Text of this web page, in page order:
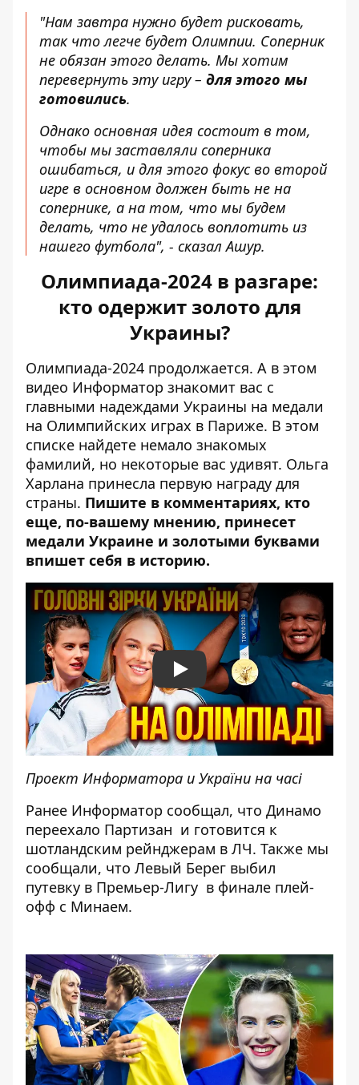
"Нам завтра нужно будет рисковать,
так что легче будет Олимпии. Соперник
не обязан этого делать. Мы хотим
перевернуть эту игру – для этого мы
готовились.
Однако основная идея состоит в том,
чтобы мы заставляли соперника
ошибаться, и для этого фокус во второй
игре в основном должен быть не на
сопернике, а на том, что мы будем
делать, что не удалось воплотить из
нашего футбола", - сказал Ашур.
Олимпиада-2024 в разгаре:
кто одержит золото для
Украины?
Олимпиада-2024 продолжается. А в этом
видео Информатор знакомит вас с
главными надеждами Украины на медали
на Олимпийских играх в Париже. В этом
списке найдете немало знакомых
фамилий, но некоторые вас удивят. Ольга
Харлана принесла первую награду для
страны. Пишите в комментариях, кто
еще, по-вашему мнению, принесет
медали Украине и золотыми буквами
впишет себя в историю.
Play
Проект Информатора и України на часі
Ранее Информатор сообщал, что Динамо
переехало Партизан и готовится к
шотландским рейнджерам в ЛЧ. Также мы
сообщали, что Левый Берег выбил
путевку в Премьер-Лигу в финале плей-
офф с Минаем.